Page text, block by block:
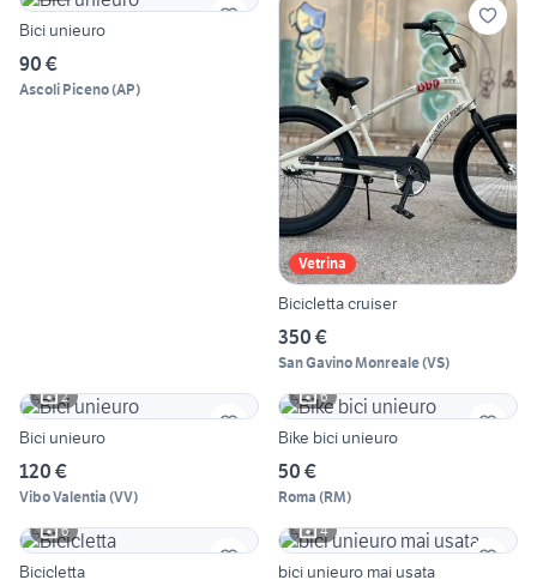
Bici unieuro
90 €
Ascoli Piceno(AP)
Vetrina
Bicicletta cruiser
350 €
San Gavino Monreale(VS)
2
Bici unieuro
120 €
Vibo Valentia (VV)
6
Bike bici unieuro
50 €
Roma (RM)
6
Bicicletta
4
bici unieuro mai usata